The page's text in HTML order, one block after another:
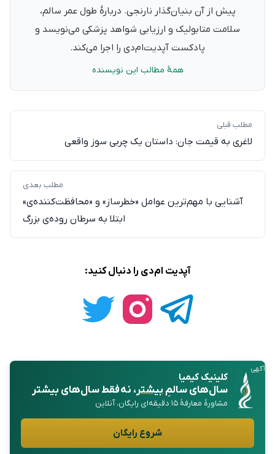
پیش از آن بنیان‌گذار نارنجی. دربارهٔ طول عمر سالم،
سلامت متابولیک و ارزیابی شواهد پزشکی می‌نویسد و
پادکست آپدیت‌ام‌دی را اجرا می‌کند.
همهٔ مطالب این نویسنده
مطلب قبلی
لاغری به قیمت جان: داستان یک چربی‌ سوز واقعی
مطلب بعدی
آشنایی با مهم‌ترین عوامل «خطرساز» و «محافظت‌کننده‌ی»
ابتلا به سرطان‌ روده‌ی بزرگ
آپدیت ام‌دی را دنبال کنید:
آگهی
کلینیک کیمیا
سال‌های سالمِبیشتر، نه فقط سال‌های بیشتر
مشاورهٔ معارفهٔ ۱۵ دقیقه‌ای رایگان، آنلاین
شروع رایگان